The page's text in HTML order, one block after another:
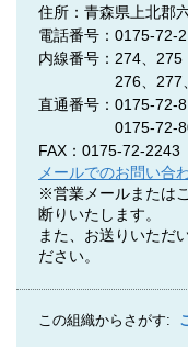
住所：青森県上北郡
電話番号：0175-72-
内線番号：274、275
276、277、
直通番号：0175-72-
0175-72-8035
FAX：0175-72-2243
メールでのお問い合
※営業メールまたは
断りいたします。
また、お送りいただ
ださい。
この組織からさがす: